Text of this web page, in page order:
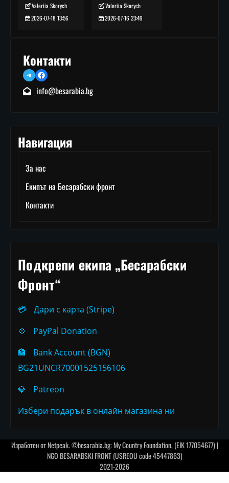
Valeriia Skorych
2026-07-18 13:56
Valeriia Skorych
2026-07-16 23:49
Контакти
TelegramFacebook
info@besarabia.bg
Навигация
За нас
Екипът на Бесарабски фронт
Контакти
Подкрепи екипа „Бесарабски
Фронт“
💳
Дари с карта (Stripe)
💠
PayPal Donation
🏦
Bank Account (BGN)
BG21UNCR70001525156106
💎
Patreon
Избери подарък в онлайн магазина ни
Изработен отNetpeak. ©besarabia.bg: My Country Foundation, (EIK 177054677) |
NGO BESARABSKI FRONT (USREOU code 45447863)
2021-2026